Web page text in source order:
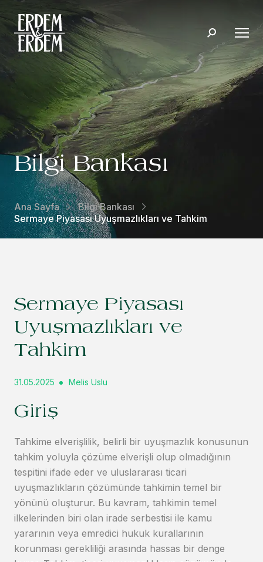
Bilgi Bankası
Ana Sayfa
Bilgi Bankası
Sermaye Piyasası Uyuşmazlıkları ve Tahkim
Sermaye Piyasası
Uyuşmazlıkları ve
Tahkim
31.05.2025 Melis Uslu
Giriş
Tahkime elverişlilik, belirli bir uyuşmazlık konusunun
tahkim yoluyla çözüme elverişli olup olmadığının
tespitini ifade eder ve uluslararası ticari
uyuşmazlıkların çözümünde tahkimin temel bir
yönünü oluşturur. Bu kavram, tahkimin temel
ilkelerinden biri olan irade serbestisi ile kamu
yararının veya emredici hukuk kurallarının
korunması gerekliliği arasında hassas bir denge